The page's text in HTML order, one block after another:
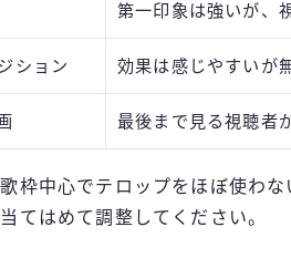
第一印象は強いが、
ション 効果は感じやすいが
最後まで見る視聴者
枠中心でテロップをほぼ使わ
てはめて調整してください。